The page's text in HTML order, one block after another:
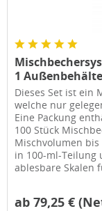
1
Dieses Set ist ein
welche nur
Eine Packung
100 Stück
Mischvolumen
in 100-ml-Teilung
ablesbare Skalen
ab 79,25 €